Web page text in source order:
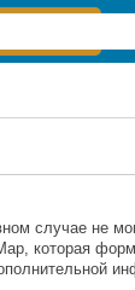
случае не
которая